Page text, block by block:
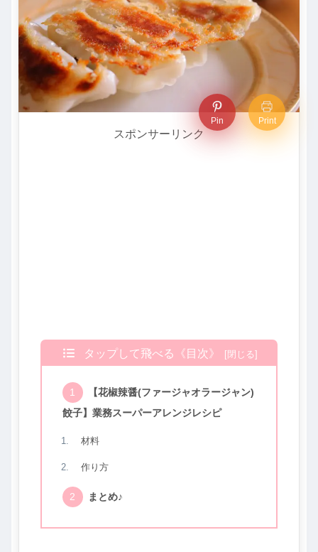
Pin Print
スポンサーリンク
タップして飛べる《目次》
【花椒辣醤(ファージャオラージャン)
餃子】業務スーパーアレンジレシピ
材料
作り方
まとめ♪